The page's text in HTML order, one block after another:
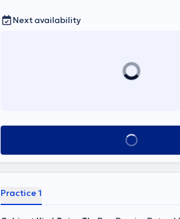
Next availability
See all
Practice 1